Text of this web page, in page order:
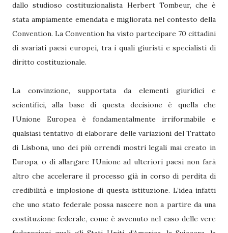
dallo studioso costituzionalista Herbert Tombeur, che è
stata ampiamente emendata e migliorata nel contesto della
Convention. La Convention ha visto partecipare 70 cittadini
di svariati paesi europei, tra i quali giuristi e specialisti di
diritto costituzionale.
La convinzione, supportata da elementi giuridici e
scientifici, alla base di questa decisione è quella che
l’Unione Europea è fondamentalmente irriformabile e
qualsiasi tentativo di elaborare delle variazioni del Trattato
di Lisbona, uno dei più orrendi mostri legali mai creato in
Europa, o di allargare l’Unione ad ulteriori paesi non farà
altro che accelerare il processo già in corso di perdita di
credibilità e implosione di questa istituzione. L’idea infatti
che uno stato federale possa nascere non a partire da una
costituzione federale, come è avvenuto nel caso delle vere